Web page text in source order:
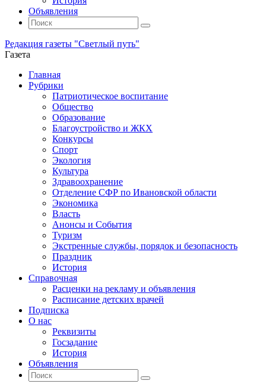
Объявления
Поиск
Искать:
Поиск
Редакция газеты "Светлый путь"
Газета
Промотать
содержимому
Главная
Рубрики
Патриотическое воспитание
Общество
Образование
Благоустройство и ЖКХ
Конкурсы
Спорт
Экология
Культура
Здравоохранение
Отделение СФР по Ивановской области
Экономика
Власть
Анонсы и События
Туризм
Экстренные службы, порядок и безопасность
Праздник
История
Справочная
Расценки на рекламу и объявления
Расписание детских врачей
Подписка
О нас
Реквизиты
Госзадание
История
Объявления
Поиск
Искать:
Поиск